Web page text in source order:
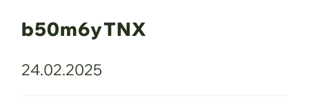
b50m6yTNX
24.02.2025